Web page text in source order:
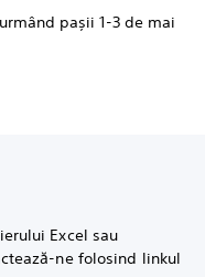
pașii 1-3 de mai
Excel sau
ne folosind linkul